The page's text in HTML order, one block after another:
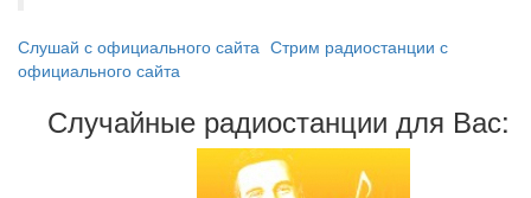
Слушай с официального сайта Стрим радиостанции с
официального сайта
Случайные радиостанции для Вас: